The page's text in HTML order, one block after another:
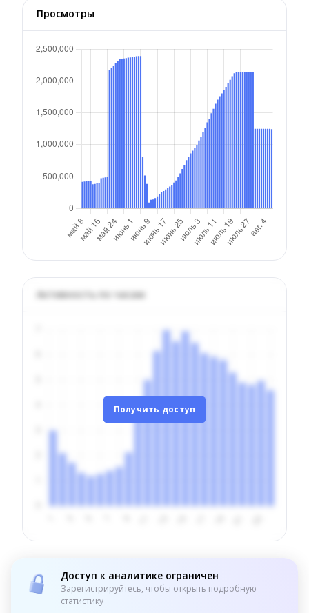
Просмотры
Активность по часам
Получить доступ
Доступ к аналитике ограничен
Зарегистрируйтесь, чтобы открыть подробную
статистику